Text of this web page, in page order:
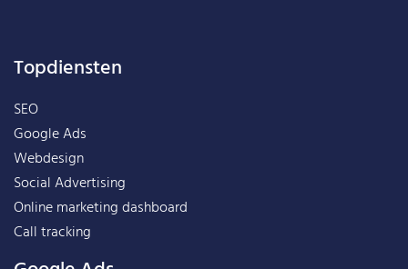
Topdiensten
SEO
Google Ads
Webdesign
Social Advertising
Online marketing dashboard
Call tracking